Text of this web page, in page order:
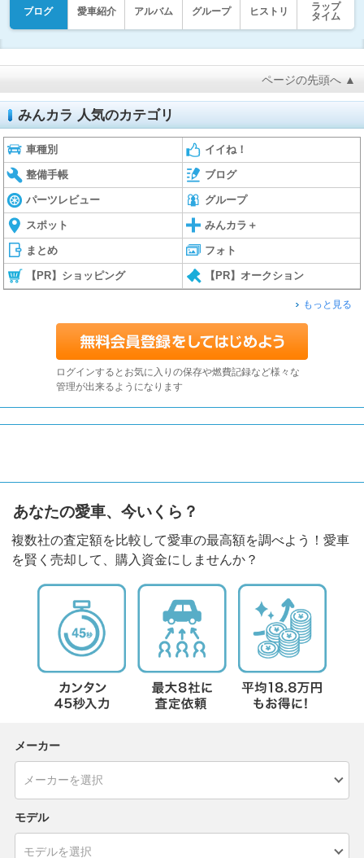
ブログ 愛車紹介 アルバム グループ ヒストリ
ラップ
タイム
ページの先頭へ ▲
みんカラ 人気のカテゴリ
車種別 イイね！
整備手帳 ブログ
パーツレビュー グループ
スポット みんカラ＋
まとめ フォト
【PR】ショッピング 【PR】オークション
もっと見る
ログインするとお気に入りの保存や燃費記録など様々な
管理が出来るようになります
あなたの愛車、今いくら？
複数社の査定額を比較して愛車の最高額を調べよう！愛車
を賢く売却して、購入資金にしませんか？
メーカー
モデル